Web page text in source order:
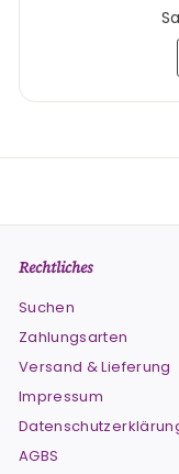
Rechtliches
Suchen
Zahlungsarten
Versand & Lieferung
Impressum
AGBS